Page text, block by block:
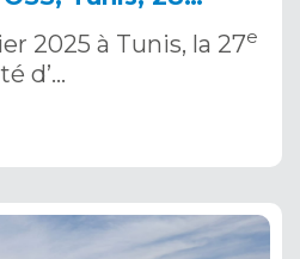
2025 à Tunis, la 27e
d’…